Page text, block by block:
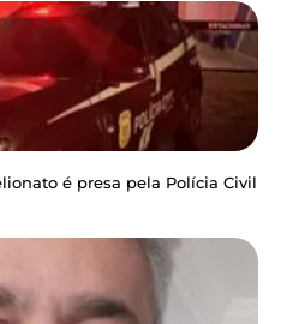
é presa pela Polícia Civil